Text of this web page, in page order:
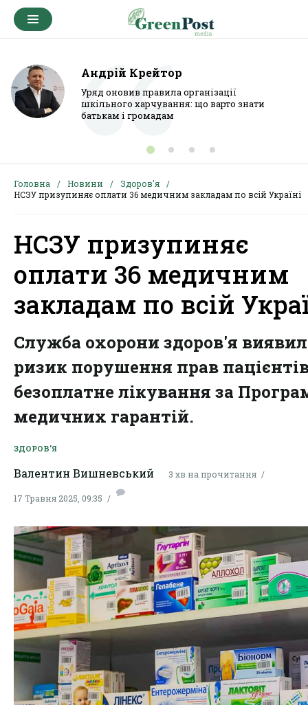
Андрій Крейтор
Уряд оновив правила організації
шкільного харчування: що варто знати
батькам і громадам
Головна Новини
Здоров'я
НСЗУ призупиняє оплати 36 медичним закладам по всій Україні
НСЗУ призупиняє
оплати 36 медичним
закладам по всій
Служба охорони здоров'я
ризик порушення прав
безоплатне лікування за
медичних гарантій.
ЗДОРОВ'Я
Валентин Вишневський 3 хв на прочитання
17 Травня 2025, 09:35